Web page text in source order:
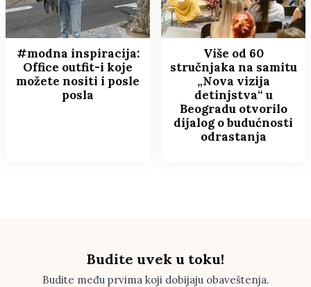
#modna inspiracija:
Office outfit-i koje
možete nositi i posle
posla
Više od 60
stručnjaka na samitu
„Nova vizija
detinjstva“ u
Beogradu otvorilo
dijalog o budućnosti
odrastanja
Budite uvek u toku!
Budite među prvima koji dobijaju obaveštenja.